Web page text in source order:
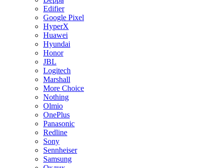
Edifier
Google Pixel
HyperX
Huawei
Hyundai
Honor
JBL
Logitech
Marshall
More Choice
Nothing
Olmio
OnePlus
Panasonic
Redline
Sony
Sennheiser
Samsung